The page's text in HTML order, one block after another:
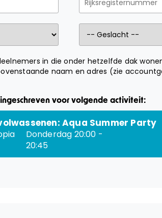
in die onder hetzelfde dak
naam en adres (zie
voor volgende activiteit:
Aqua Summer Party
Donderdag 20:00 -
20:45